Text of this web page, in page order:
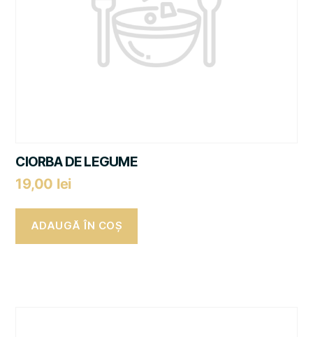
CIORBA DE LEGUME
19,00 lei
ADAUGĂ ÎN COȘ